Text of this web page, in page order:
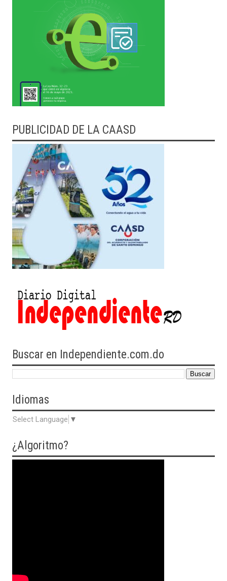
PUBLICIDAD DE LA CAASD
Buscar en Independiente.com.do
Idiomas
Select Language ▼
¿Algoritmo?